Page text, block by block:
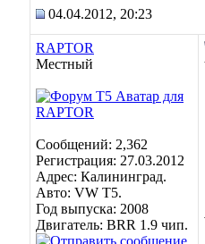
04.04.2012, 20:23
RAPTOR
Местный
Сообщений: 2,362
Регистрация: 27.03.2012
Адрес: Калининград.
Авто: VW Т5.
Год выпуска: 2008
Двигатель: BRR 1.9 чип.